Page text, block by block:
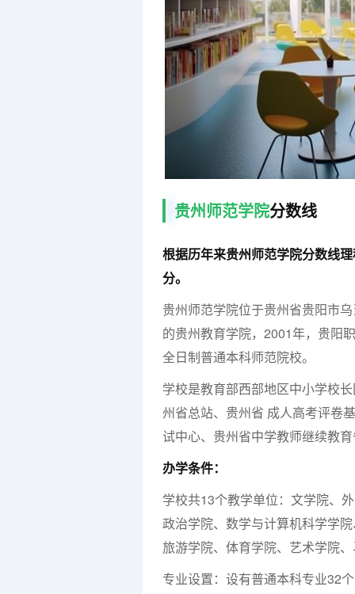
贵州师范学院分数线
根据历年来贵州师范学院分数线
分。
贵州师范学院位于贵州省贵阳市
的贵州教育学院，2001年，贵阳
全日制普通本科师范院校。
学校是教育部西部地区中小学校
州省总站、贵州省 成人高考评卷
试中心、贵州省中学教师继续教
办学条件：
学校共13个教学单位：文学院、
政治学院、数学与计算机科学学
旅游学院、体育学院、艺术学院
专业设置：设有普通本科专业32